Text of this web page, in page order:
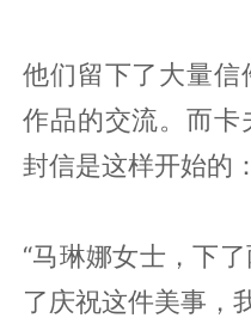
他们留下了大量信
作品的交流。而卡
封信是这样开始的：
“马琳娜女士，下
了庆祝这件美事，